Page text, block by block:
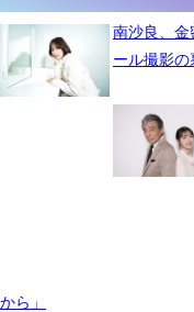
南沙良、
ール撮影の
から」